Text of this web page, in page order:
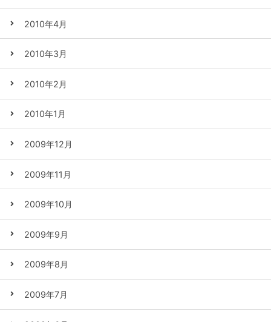
2010年4月
2010年3月
2010年2月
2010年1月
2009年12月
2009年11月
2009年10月
2009年9月
2009年8月
2009年7月